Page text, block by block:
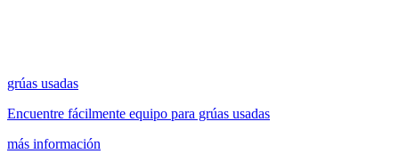
grúas usadas
Encuentre fácilmente equipo para grúas usadas
más información